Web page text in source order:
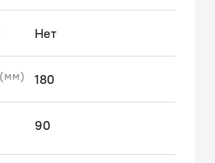
2022 г.
Нет
(мм) 180
90